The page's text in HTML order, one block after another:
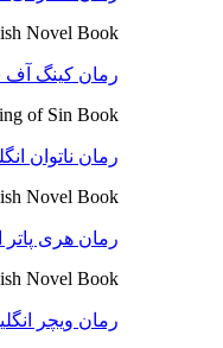
Novel Book
رمان کینگ آف
of Sin Book
رمان ناتوان
Novel Book
رمان هری پاتر
Novel Book
رمان ویچر